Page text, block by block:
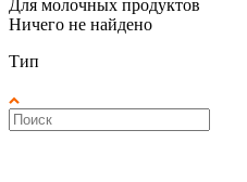
Для молочных продуктов
Ничего не найдено
Тип